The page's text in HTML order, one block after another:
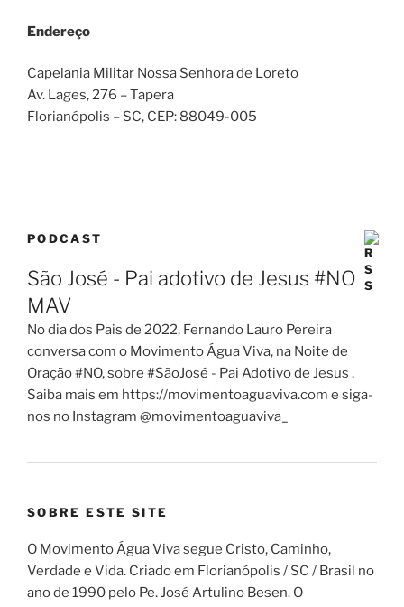
Endereço
Capelania Militar Nossa Senhora de Loreto
Av. Lages, 276 – Tapera
Florianópolis – SC, CEP: 88049-005
PODCAST
São José - Pai adotivo de Jesus #NO
MAV
No dia dos Pais de 2022, Fernando Lauro Pereira
conversa com o Movimento Água Viva, na Noite de
Oração #NO, sobre #SãoJosé - Pai Adotivo de Jesus .
Saiba mais em https://movimentoaguaviva.com e siga-
nos no Instagram @movimentoaguaviva_
SOBRE ESTE SITE
O Movimento Água Viva segue Cristo, Caminho,
Verdade e Vida. Criado em Florianópolis / SC / Brasil no
ano de 1990 pelo Pe. José Artulino Besen. O